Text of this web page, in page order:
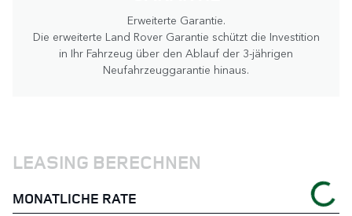
Erweiterte Garantie.
Die erweiterte Land Rover Garantie schützt die Investition
in Ihr Fahrzeug über den Ablauf der 3-jährigen
Neufahrzeuggarantie hinaus.
LEASING BERECHNEN
MONATLICHE RATE